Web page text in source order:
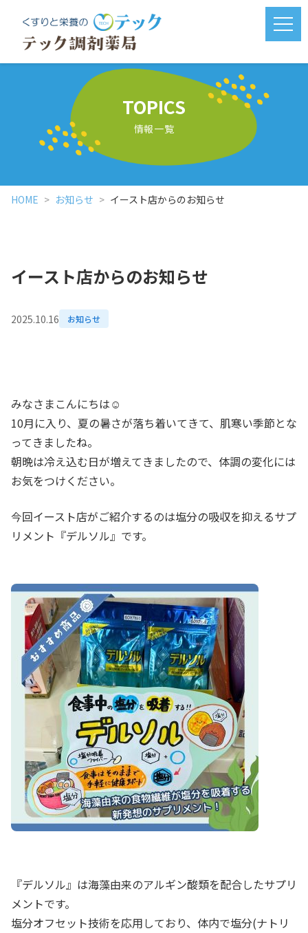
メニ
TOPICS
情報一覧
HOME お知らせ イースト店からのお知らせ
イースト店からのお知らせ
2025.10.16 お知らせ
みなさまこんにちは☺
10月に入り、夏の暑さが落ち着いてきて、肌寒い季節とな
ってきましたね。
朝晩は冷え込む日が増えてきましたので、体調の変化には
お気をつけください。
今回イースト店がご紹介するのは塩分の吸収を抑えるサプ
リメント『デルソル』です。
『デルソル』は海藻由来のアルギン酸類を配合したサプリ
メントです。
塩分オフセット技術を応⽤しており、体内で塩分(ナトリ